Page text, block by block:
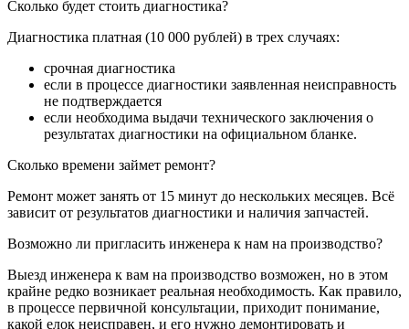
Сколько будет стоить диагностика?
Диагностика платная (10 000 рублей) в трех случаях:
срочная диагностика
если в процессе диагностики заявленная неисправность
не подтверждается
если необходима выдачи технического заключения о
результатах диагностики на официальном бланке.
Сколько времени займет ремонт?
Ремонт может занять от 15 минут до нескольких месяцев. Всё
зависит от результатов диагностики и наличия запчастей.
Возможно ли пригласить инженера к нам на производство?
Выезд инженера к вам на производство возможен, но в этом
крайне редко возникает реальная необходимость. Как правило,
в процессе первичной консультации, приходит понимание,
какой елок неисправен, и его нужно демонтировать и